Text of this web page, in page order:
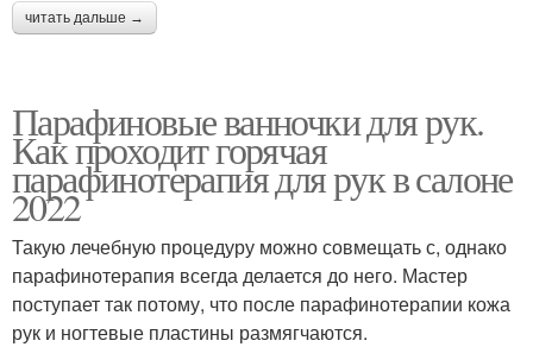
читать дальше →
Парафиновые ванночки для рук.
Как проходит горячая
парафинотерапия для рук в салоне
2022
Такую лечебную процедуру можно совмещать с, однако
парафинотерапия всегда делается до него. Мастер
поступает так потому, что после парафинотерапии кожа
рук и ногтевые пластины размягчаются.